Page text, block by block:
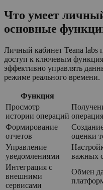
Что умеет
основные
Личный кабинет Teana labs
доступ к ключевым
эффективно управлять
режиме реального времени.
Функция
Просмотр
истории операций
Формирование
отчетов
оценки
Управление
уведомлениями
важных
Интеграция с
внешними
сервисами
Обмен